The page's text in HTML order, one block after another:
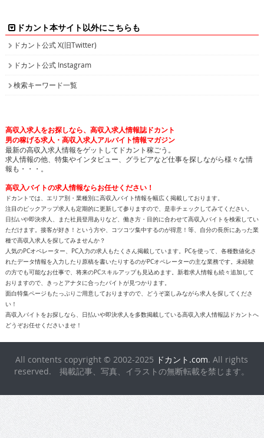
ドカント本サイト以外にこちらも
ドカント公式 X(旧Twitter)
ドカント公式 Instagram
検索キーワード一覧
高収入求人をお探しなら、高収入求人情報誌ドカント
男の稼げる求人・高収入求人アルバイト情報マガジン
最新の高収入求人情報をゲットしてドカント稼ごう。
求人情報の他、特集やインタビュー、グラビアなど仕事を探しながら様々な情
報も・・・。
高収入バイトの求人情報ならお任せください！
ドカントでは、エリア別・業種別に高収入バイト情報を幅広く掲載しております。
注目のピックアップ求人も定期的に更新して参りますので、是非チェックしてみてください。
日払いや即決求人、また社員登用ありなど、働き方・目的に合わせて高収入バイトを検索してい
ただけます。接客が好き！という方や、コツコツ集中するのが得意！等、自分の長所にあった業
種で高収入求人を探してみませんか？
人気のPCオペレーター、PC入力の求人もたくさん掲載しています。PCを使って、各種数値化さ
れたデータ情報を入力したり原稿を書いたりするのがPCオペレーターの主な業務です。未経験
の方でも可能なお仕事で、将来のPCスキルアップも見込めます。新着求人情報も続々追加して
おりますので、きっとアナタに合ったバイトが見つかります。
面白特集ページもたっぷりご用意しておりますので、どうぞ楽しみながら求人を探してくださ
い！
高収入バイトをお探しなら、日払いや即決求人を多数掲載している高収入求人情報誌ドカントへ
どうぞお任せくださいませ！
All contents copyright © 2002-2025 ドカント.com. All rights
reserved. 掲載記事、写真、イラストの無断転載を禁じます。